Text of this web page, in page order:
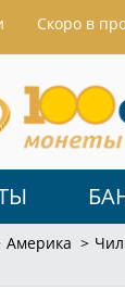
Скоро в
Америка